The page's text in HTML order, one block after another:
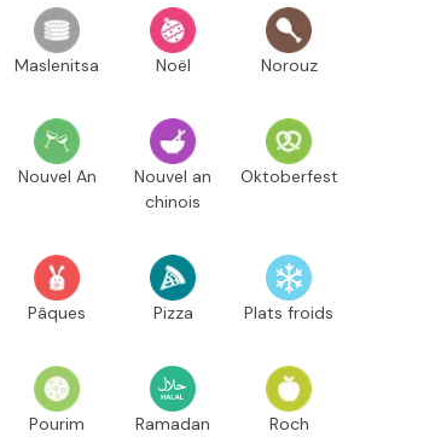
Maslenitsa Noël Norouz
Nouvel An
Nouvel an
chinois
Oktoberfest
Pâques Pizza Plats froids
Pourim Ramadan Roch